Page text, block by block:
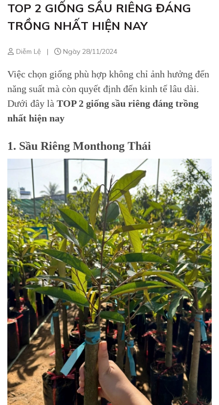
TOP 2 GIỐNG SẦU RIÊNG ĐÁNG
TRỒNG NHẤT HIỆN NAY
Diễm Lệ | Ngày 28/11/2024
Việc chọn giống phù hợp không chỉ ảnh hưởng đến
năng suất mà còn quyết định đến kinh tế lâu dài.
Dưới đây là TOP 2 giống sầu riêng đáng trồng
nhất hiện nay
1. Sầu Riêng Monthong Thái